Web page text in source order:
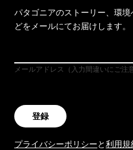
パタゴニアのストーリー、環
どをメールにてお届けします。
メールアドレス（入力間違いにご注
登録
プライバシーポリシーと利用規